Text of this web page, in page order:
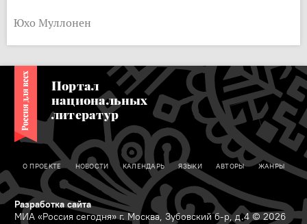
Юхо Муллонен
Портал
национальных
литератур
О ПРОЕКТЕ НОВОСТИ КАЛЕНДАРЬ ЯЗЫКИ АВТОРЫ ЖАНРЫ
Разработка сайта
МИА «Россия сегодня» г. Москва, Зубовский б-р, д.4 © 2026